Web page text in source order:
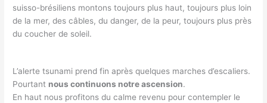
suisso-brésiliens montons toujours plus haut, toujours plus loin
de la mer, des câbles, du danger, de la peur, toujours plus près
du coucher de soleil.
L’alerte tsunami prend fin après quelques marches d’escaliers.
Pourtant nous continuons notre ascension.
En haut nous profitons du calme revenu pour contempler le